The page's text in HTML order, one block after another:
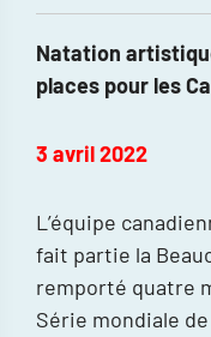
Natation
places pour les
3 avril 2022
L’équipe
fait partie la
remporté quatre
Série mondiale